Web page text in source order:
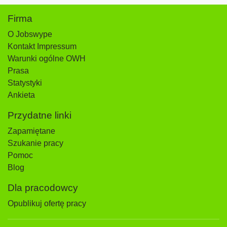
Firma
O Jobswype
Kontakt Impressum
Warunki ogólne OWH
Prasa
Statystyki
Ankieta
Przydatne linki
Zapamiętane
Szukanie pracy
Pomoc
Blog
Dla pracodowcy
Opublikuj ofertę pracy